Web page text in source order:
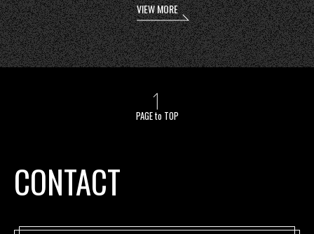
VIEW MORE
PAGE to TOP
CONTACT